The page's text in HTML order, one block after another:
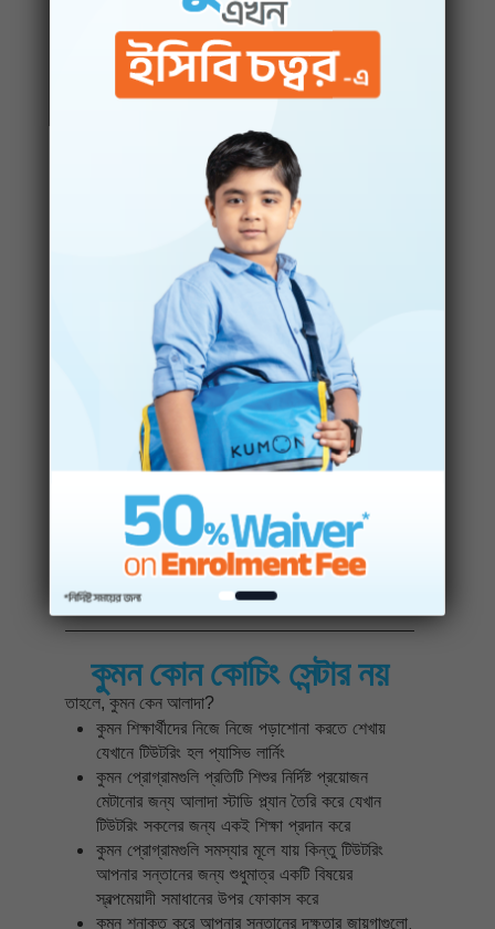
“Never Give Up”
The most beneficial thing I’ve learned in
Kumon is to never give up. I make mistakes
and that’s okay! Because at the same time I
can learn how to rectify it. The more I work
and get into higher levels, the more
motivated I am to continue learning. It also
helps me in school. Now I am doing good at
both Maths and English in school. Thank
you, Kumon!
– Dhruboraj Dev
Student, BRAC Kumon Dhanmondi Center
কুমন কোন কোচিং সেন্টার নয়
তাহলে, কুমন কেন আলাদা?
কুমন শিক্ষার্থীদের নিজে নিজে পড়াশোনা করতে শেখায়
যেখানে টিউটরিং হল প্যাসিভ লার্নিং
কুমন প্রোগ্রামগুলি প্রতিটি শিশুর নির্দিষ্ট প্রয়োজন
মেটানোর জন্য আলাদা স্টাডি প্ল্যান তৈরি করে যেখান
টিউটরিং সকলের জন্য একই শিক্ষা প্রদান করে
কুমন প্রোগ্রামগুলি সমস্যার মূলে যায় কিন্তু টিউটরিং
আপনার সন্তানের জন্য শুধুমাত্র একটি বিষয়ের
স্বল্পমেয়াদী সমাধানের উপর ফোকাস করে
কুমন শনাক্ত করে আপনার সন্তানের দক্ষতার জায়গাগুলো,